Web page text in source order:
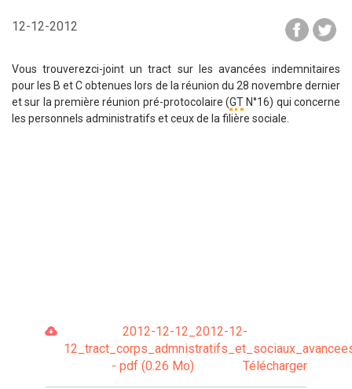
12-12-2012
Vous trouverezci-joint un tract sur les avancées indemnitaires
pour les B et C obtenues lors de la réunion du 28 novembre dernier
et sur la première réunion pré-protocolaire (GT N°16) qui concerne
les personnels administratifs et ceux de la filière sociale.
2012-12-12_2012-12-
- pdf (0.26 Mo)
Télécharger